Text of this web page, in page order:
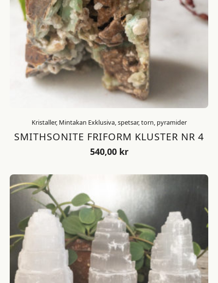
Kristaller, Mintakan Exklusiva, spetsar, torn, pyramider
SMITHSONITE FRIFORM KLUSTER NR 4
540,00 kr